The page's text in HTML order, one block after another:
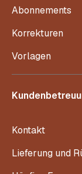
Abonnements
Korrekturen
Vorlagen
Kontakt
Lieferung und